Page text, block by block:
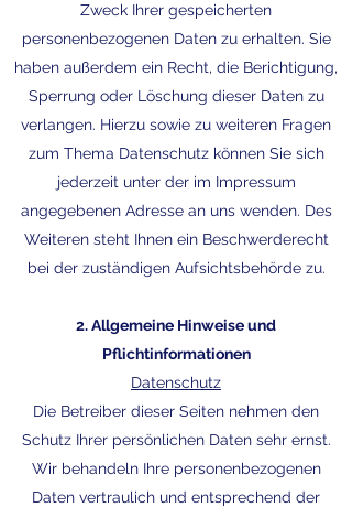
Zweck Ihrer gespeicherten
personenbezogenen Daten zu erhalten. Sie
haben außerdem ein Recht, die Berichtigung,
Sperrung oder Löschung dieser Daten zu
verlangen. Hierzu sowie zu weiteren Fragen
zum Thema Datenschutz können Sie sich
jederzeit unter der im Impressum
angegebenen Adresse an uns wenden. Des
Weiteren steht Ihnen ein Beschwerderecht
bei der zuständigen Aufsichtsbehörde zu.
2. Allgemeine Hinweise und
Pflichtinformationen
Datenschutz
Die Betreiber dieser Seiten nehmen den
Schutz Ihrer persönlichen Daten sehr ernst.
Wir behandeln Ihre personenbezogenen
Daten vertraulich und entsprechend der